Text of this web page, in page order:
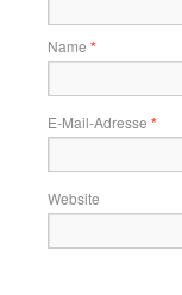
Name *
E-Mail-Adresse *
Website